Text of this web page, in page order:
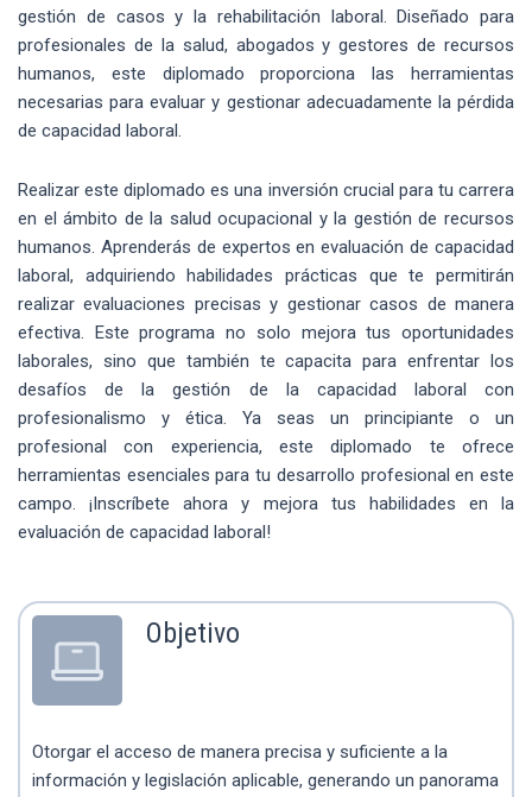
gestión de casos y la rehabilitación laboral. Diseñado para
profesionales de la salud, abogados y gestores de recursos
humanos, este diplomado proporciona las herramientas
necesarias para evaluar y gestionar adecuadamente la pérdida
de capacidad laboral.
Realizar este diplomado es una inversión crucial para tu carrera
en el ámbito de la salud ocupacional y la gestión de recursos
humanos. Aprenderás de expertos en evaluación de capacidad
laboral, adquiriendo habilidades prácticas que te permitirán
realizar evaluaciones precisas y gestionar casos de manera
efectiva. Este programa no solo mejora tus oportunidades
laborales, sino que también te capacita para enfrentar los
desafíos de la gestión de la capacidad laboral con
profesionalismo y ética. Ya seas un principiante o un
profesional con experiencia, este diplomado te ofrece
herramientas esenciales para tu desarrollo profesional en este
campo. ¡Inscríbete ahora y mejora tus habilidades en la
evaluación de capacidad laboral!
Objetivo
Otorgar el acceso de manera precisa y suficiente a la
información y legislación aplicable, generando un panorama